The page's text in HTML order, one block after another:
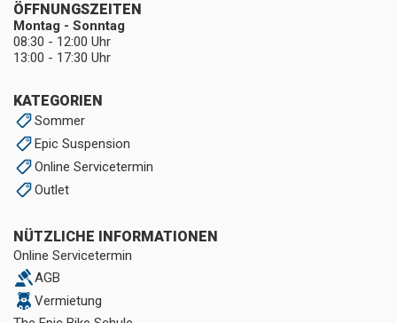
KATEGORIEN
Sommer
Epic Suspension
Online Servicetermin
Outlet
NÜTZLICHE INFORMATIONEN
Online Servicetermin
AGB
Vermietung
ÖFFNUNGSZEITEN
Montag - Sonntag
08:30 - 12:00 Uhr
13:00 - 17:30 Uhr